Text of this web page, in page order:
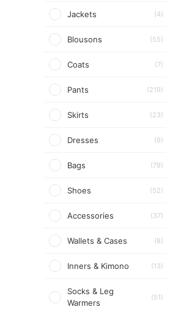
Jackets (4)
Blousons (55)
Coats (7)
Pants (219)
Skirts (23)
Dresses (9)
Bags (79)
Shoes (52)
Accessories (37)
Wallets & Cases (8)
Inners & Kimono (13)
Socks & Leg
Warmers
(51)